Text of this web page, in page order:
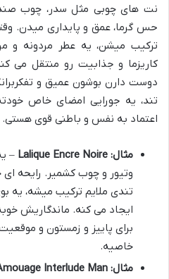
نت های چوبی مثل سدر، چوب
حس گرما، عمق و پایداری میدن.
ترکیب میشن، یه عطر مردونه و
کاریزما و جذابیت رو منتقل می
دوست دارن بوشون عمیق و
تند، یه جورایی امضای خاص
اعتماد به نفس و باطنی قوی هستی.
مثال: Lalique Encre Noire
–
وتیور و چوب کشمیر. رایحه ای
تندی ملایم ترکیب میشه، یه
ایجاد می کنه. ماندگاریش
برای پاییز و زمستون و
خاصیه.
مثال: Amouage Interlude Man